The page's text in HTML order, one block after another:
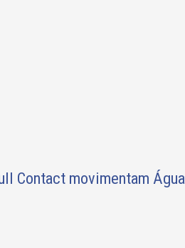
Contact movimentam